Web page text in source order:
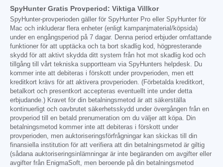
SpyHunter Gratis Provperiod: Viktiga Villkor
SpyHunter-provperioden gäller för SpyHunter Pro eller SpyHunter för
Mac och inkluderar flera enheter (enligt kampanjmaterial/köpsida)
under en engångsperiod på 7 dagar. Denna period erbjuder omfattande
funktioner för att upptäcka och ta bort skadlig kod, högpresterande
skydd för att aktivt skydda ditt system från hot mot skadlig kod och
tillgång till vårt tekniska supportteam via SpyHunters helpdesk. Du
kommer inte att debiteras i förskott under provperioden, men ett
kreditkort krävs för att aktivera provperioden. (Förbetalda kreditkort,
betalkort och presentkort accepteras eventuellt inte under detta
erbjudande.) Kravet för din betalningsmetod är att säkerställa
kontinuerligt och oavbrutet säkerhetsskydd under övergången från en
provperiod till en betald prenumeration om du väljer att köpa. Din
betalningsmetod kommer inte att debiteras i förskott under
provperioden, men auktoriseringsförfrågningar kan skickas till din
finansiella institution för att verifiera att din betalningsmetod är giltig
(sådana auktoriseringsinlämningar är inte begäranden om avgifter eller
avgifter från EnigmaSoft, men beroende på din betalningsmetod